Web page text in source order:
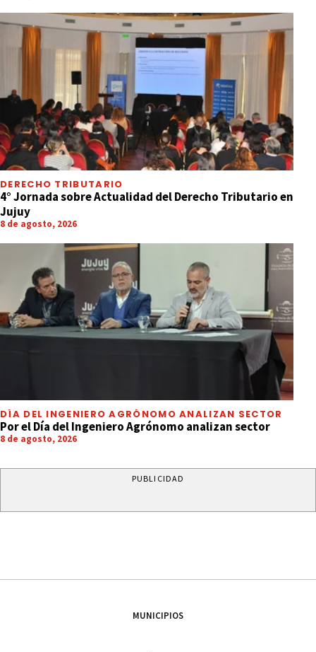
DERECHO TRIBUTARIO
4° Jornada sobre Actualidad del Derecho Tributario en
Jujuy
8 de agosto, 2026
DÍA DEL INGENIERO AGRÓNOMO ANALIZAN SECTOR
Por el Día del Ingeniero Agrónomo analizan sector
8 de agosto, 2026
PUBLICIDAD
MUNICIPIOS